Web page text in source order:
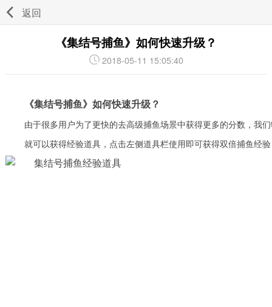
返回
《集结号捕鱼》如何快速升级？
2018-05-11 15:05:40
《集结号捕鱼》如何快速升级？
由于很多用户为了更快的去高级捕鱼场景中获得更多的分数，我
就可以获得经验道具，点击左侧道具栏使用即可获得双倍捕鱼经